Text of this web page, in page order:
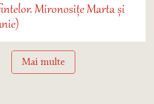
Mironosițe Marta și
Mai multe